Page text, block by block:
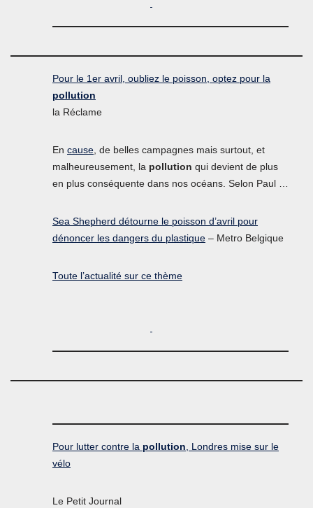
Pour le 1er avril, oubliez le poisson, optez pour la
pollution
la Réclame
En cause, de belles campagnes mais surtout, et
malheureusement, la pollution qui devient de plus
en plus conséquente dans nos océans. Selon Paul …
Sea Shepherd détourne le poisson d’avril pour
dénoncer les dangers du plastique – Metro Belgique
Toute l’actualité sur ce thème
Pour lutter contre la pollution, Londres mise sur le
vélo
Le Petit Journal